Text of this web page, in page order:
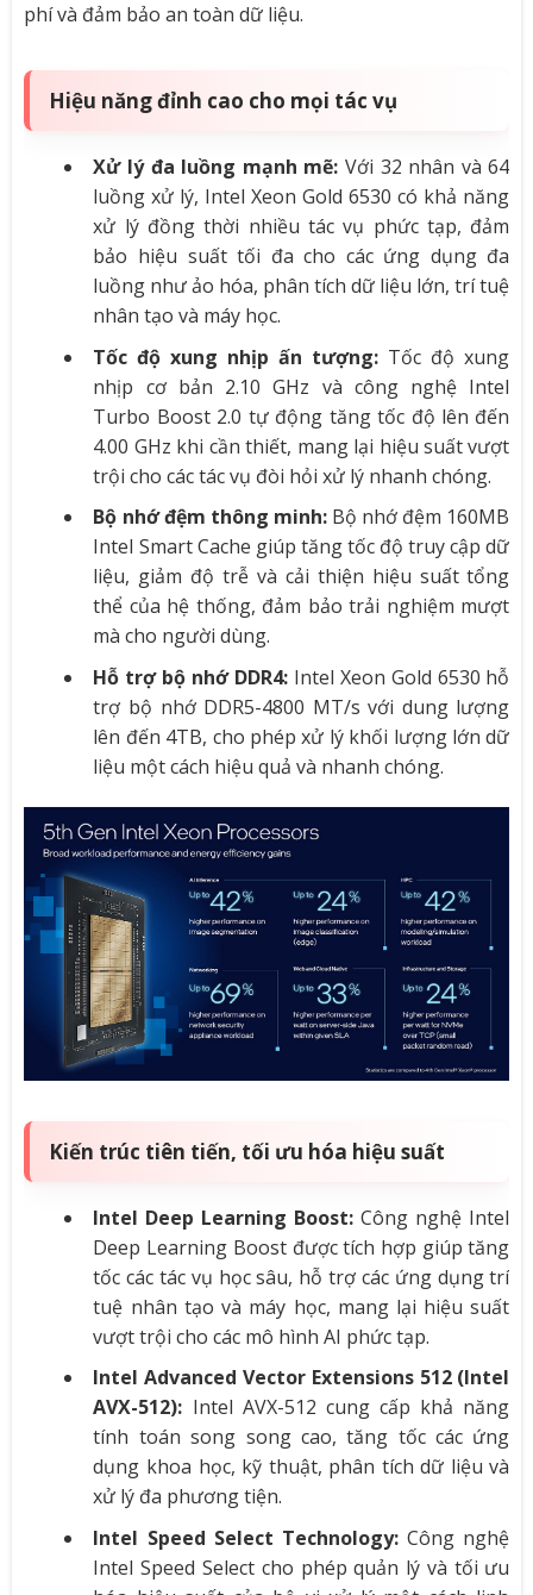
phí và đảm bảo an toàn dữ liệu.
Hiệu năng đỉnh cao cho mọi tác vụ
Xử lý đa luồng mạnh mẽ: Với 32 nhân và 64
luồng xử lý, Intel Xeon Gold 6530 có khả năng
xử lý đồng thời nhiều tác vụ phức tạp, đảm
bảo hiệu suất tối đa cho các ứng dụng đa
luồng như ảo hóa, phân tích dữ liệu lớn, trí tuệ
nhân tạo và máy học.
Tốc độ xung nhịp ấn tượng: Tốc độ xung
nhịp cơ bản 2.10 GHz và công nghệ Intel
Turbo Boost 2.0 tự động tăng tốc độ lên đến
4.00 GHz khi cần thiết, mang lại hiệu suất vượt
trội cho các tác vụ đòi hỏi xử lý nhanh chóng.
Bộ nhớ đệm thông minh:Bộ nhớ đệm 160MB
Intel Smart Cache giúp tăng tốc độ truy cập dữ
liệu, giảm độ trễ và cải thiện hiệu suất tổng
thể của hệ thống, đảm bảo trải nghiệm mượt
mà cho người dùng.
Hỗ trợ bộ nhớ DDR4:Intel Xeon Gold 6530 hỗ
trợ bộ nhớ DDR5-4800 MT/s với dung lượng
lên đến 4TB, cho phép xử lý khối lượng lớn dữ
liệu một cách hiệu quả và nhanh chóng.
Kiến trúc tiên tiến, tối ưu hóa hiệu suất
Intel Deep Learning Boost: Công nghệ Intel
Deep Learning Boost được tích hợp giúp tăng
tốc các tác vụ học sâu, hỗ trợ các ứng dụng trí
tuệ nhân tạo và máy học, mang lại hiệu suất
vượt trội cho các mô hình AI phức tạp.
Intel Advanced Vector Extensions 512 (Intel
AVX-512): Intel AVX-512 cung cấp khả năng
tính toán song song cao, tăng tốc các ứng
dụng khoa học, kỹ thuật, phân tích dữ liệu và
xử lý đa phương tiện.
Intel Speed Select Technology: Công nghệ
Intel Speed Select cho phép quản lý và tối ưu